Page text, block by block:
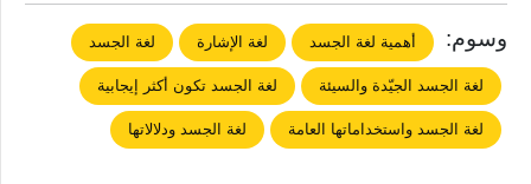
وسوم: أهمية لغة الجسد لغة الإشارة لغة الجسد
لغة الجسد الجيّدة والسيئة لغة الجسد تكون أكثر إيجابية
لغة الجسد واستخداماتها العامة لغة الجسد ودلالاتها